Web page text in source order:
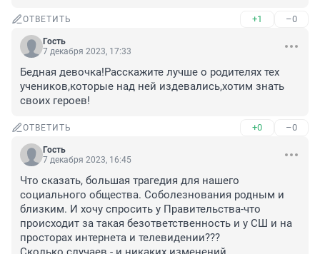
ОТВЕТИТЬ +1 –0
Гость
7 декабря 2023, 17:33
Бедная девочка!Расскажите лучше о родителях тех
учеников,которые над ней издевались,хотим знать
своих героев!
ОТВЕТИТЬ +0 –0
Гость
7 декабря 2023, 16:45
Что сказать, большая трагедия для нашего
социального общества. Соболезнования родным и
близким. И хочу спросить у Правительства-что
происходит за такая безответственность и у СШ и на
просторах интернета и телевидении???